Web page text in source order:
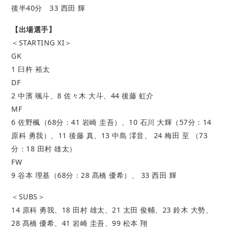
後半40分 33 西田 輝
【出場選手】
＜STARTING XI＞
GK
1 臼杵 裕太
DF
2 中濱 颯斗、8 佐々木 大斗、44 後藤 虹介
MF
6 佐野楓（68分：41 岩崎 圭吾）、10 石川 大輝（57分：14
原科 勇我）、11 後藤 真、13 中島 澪音、 24 梅田 至 （73
分：18 田村 雄太）
FW
9 谷本 理基（68分：28 髙橋 優希）、 33 西田 輝
＜SUBS＞
14 原科 勇我、18 田村 雄太、21 太田 俊輔、23 鈴木 大勢、
28 髙橋 優希、41 岩崎 圭吾、99 松本 翔